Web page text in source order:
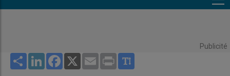
Publicité
Share LinkedInFacebook
X Email Print